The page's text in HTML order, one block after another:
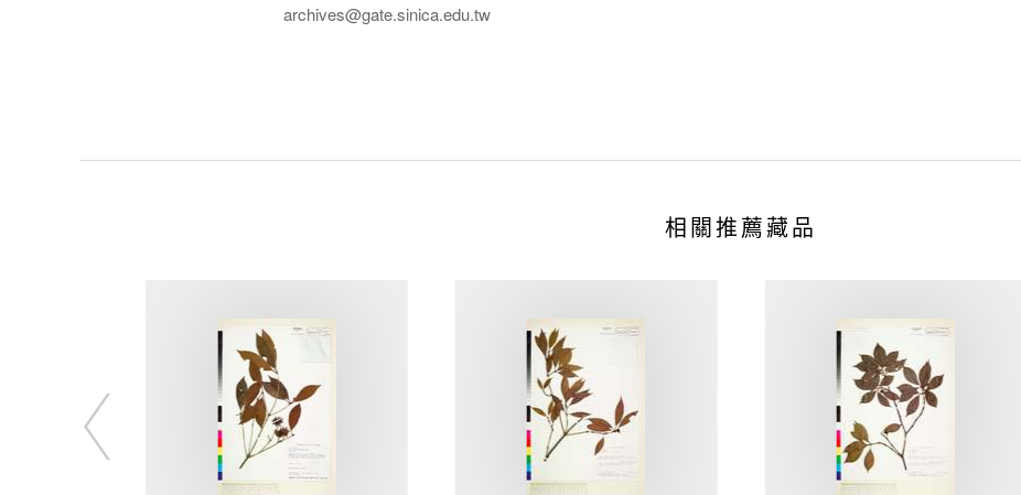
archives@gate.sinica.edu.tw
相關推薦藏品